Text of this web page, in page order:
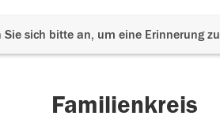
Sie sich bitte an, um eine Erinnerung
Familienkreis